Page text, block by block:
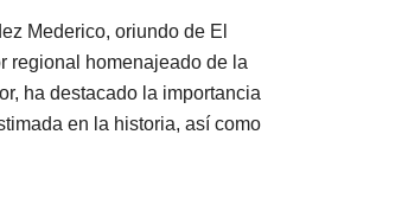
Mederico, oriundo de El
regional homenajeado de la
ha destacado la importancia
en la historia, así como